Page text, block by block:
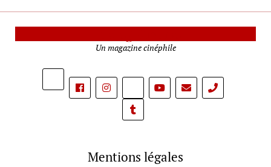
Un magazine cinéphile
phone
Mentions légales